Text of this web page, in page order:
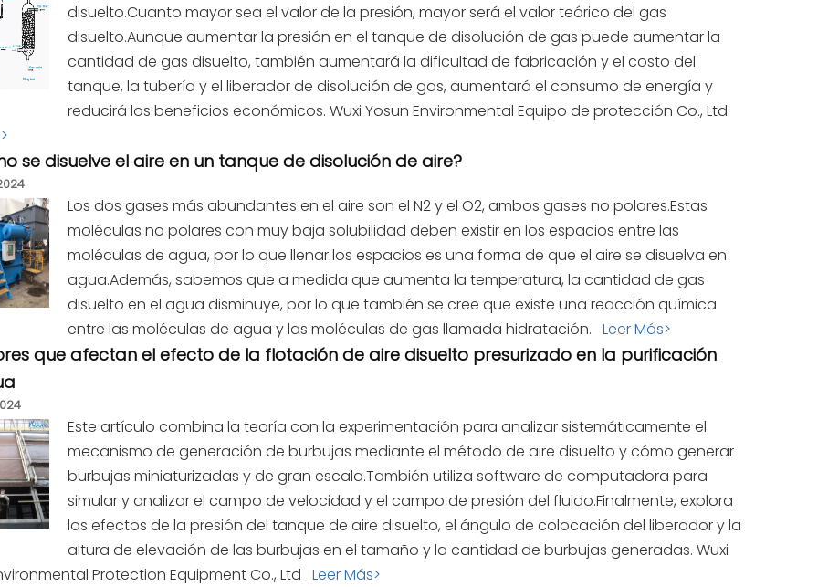
disuelto.Cuanto mayor sea el valor de la presión, mayor será el valor teórico del gas
disuelto.Aunque aumentar la presión en el tanque de disolución de gas puede aumentar la
cantidad de gas disuelto, también aumentará la dificultad de fabricación y el costo del
tanque, la tubería y el liberador de disolución de gas, aumentará el consumo de energía y
reducirá los beneficios económicos. Wuxi Yosun Environmental Equipo de protección Co., Ltd.
se disuelve el aire en un tanque de disolución de aire?
Los dos gases más abundantes en el aire son el N2 y el O2, ambos gases no polares.Estas
moléculas no polares con muy baja solubilidad deben existir en los espacios entre las
moléculas de agua, por lo que llenar los espacios es una forma de que el aire se disuelva en
agua.Además, sabemos que a medida que aumenta la temperatura, la cantidad de gas
disuelto en el agua disminuye, por lo que también se cree que existe una reacción química
entre las moléculas de agua y las moléculas de gas llamada hidratación. Leer Más>
que afectan el efecto de la flotación de aire disuelto presurizado en la purificación
Este artículo combina la teoría con la experimentación para analizar sistemáticamente el
mecanismo de generación de burbujas mediante el método de aire disuelto y cómo generar
burbujas miniaturizadas y de gran escala.También utiliza software de computadora para
simular y analizar el campo de velocidad y el campo de presión del fluido.Finalmente, explora
los efectos de la presión del tanque de aire disuelto, el ángulo de colocación del liberador y la
altura de elevación de las burbujas en el tamaño y la cantidad de burbujas generadas. Wuxi
Protection Equipment Co., Ltd Leer Más>